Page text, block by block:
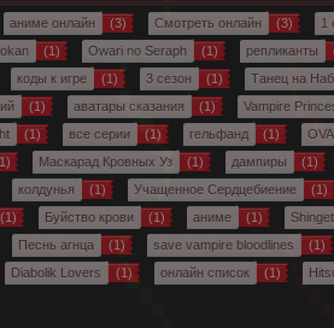
аниме онлайн (3) Смотреть онлайн (3) 1
(1) Owari no Seraph (1) репликанты
коды к игре (1) 3 сезон (1) Танец на
(1) аватары сказания (1) Vampire
(1) все серии (1) гельфанд (1) OVA
Маскарад Кровных Уз (1) дампиры (1)
колдунья (1) Учащенное Сердцебиение (1)
(1) Буйство крови (1) аниме (1)
Песнь агнца (1) save vampire bloodlines (1)
Diabolik Lovers (1) онлайн список (1)